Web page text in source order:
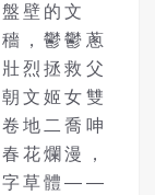
壁的文
，鬱鬱蔥
烈拯救父
文姬女雙
地二喬呻
花爛漫，
字草體——